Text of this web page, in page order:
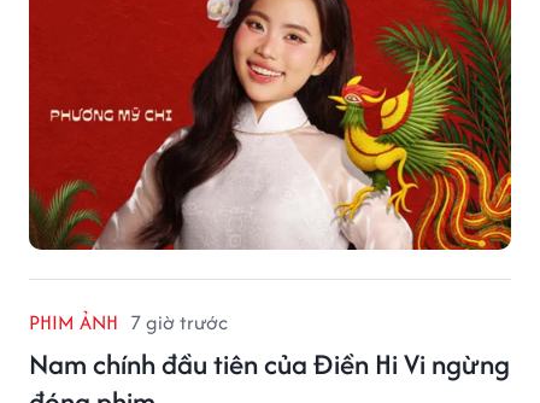
PHIM ẢNH 7 giờ trước
Nam chính đầu tiên của Điền Hi Vi ngừng